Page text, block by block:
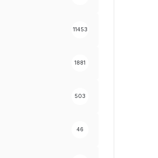
11453
1881
503
46